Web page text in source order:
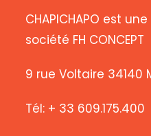
CHAPICHAPO est
société FH CONCEPT
9 rue Voltaire 34140
Tél: + 33 609.175.400